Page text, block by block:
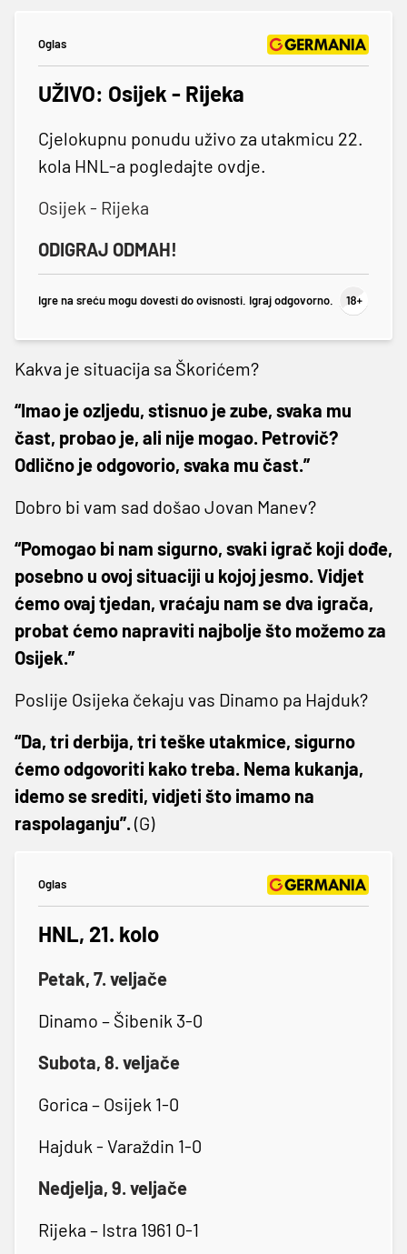
Oglas
UŽIVO: Osijek - Rijeka
Cjelokupnu ponudu uživo za utakmicu 22.
kola HNL-a pogledajte ovdje.
Osijek - Rijeka
ODIGRAJ ODMAH!
Igre na sreću mogu dovesti do ovisnosti. Igraj odgovorno.
Kakva je situacija sa Škorićem?
“Imao je ozljedu, stisnuo je zube, svaka mu
čast, probao je, ali nije mogao. Petrovič?
Odlično je odgovorio, svaka mu čast.”
Dobro bi vam sad došao Jovan Manev?
“Pomogao bi nam sigurno, svaki igrač koji dođe,
posebno u ovoj situaciji u kojoj jesmo. Vidjet
ćemo ovaj tjedan, vraćaju nam se dva igrača,
probat ćemo napraviti najbolje što možemo za
Osijek.”
Poslije Osijeka čekaju vas Dinamo pa Hajduk?
“Da, tri derbija, tri teške utakmice, sigurno
ćemo odgovoriti kako treba. Nema kukanja,
idemo se srediti, vidjeti što imamo na
raspolaganju”.(G)
Oglas
HNL, 21. kolo
Petak, 7. veljače
Dinamo – Šibenik 3-0
Subota, 8. veljače
Gorica – Osijek 1-0
Hajduk - Varaždin 1-0
Nedjelja, 9. veljače
Rijeka – Istra 1961 0-1